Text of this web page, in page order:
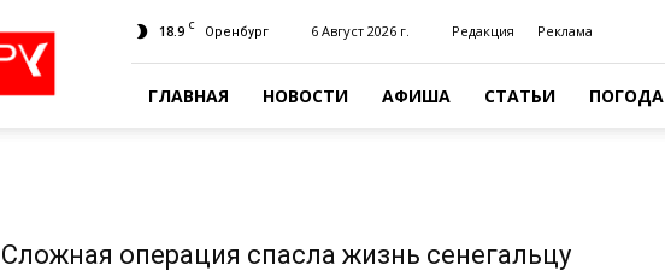
18.9 C Оренбург 6 Август 2026 г. Редакция Реклама
ГЛАВНАЯ НОВОСТИ АФИША СТАТЬИ ПОГОДА
Сложная операция спасла жизнь сенегальцу